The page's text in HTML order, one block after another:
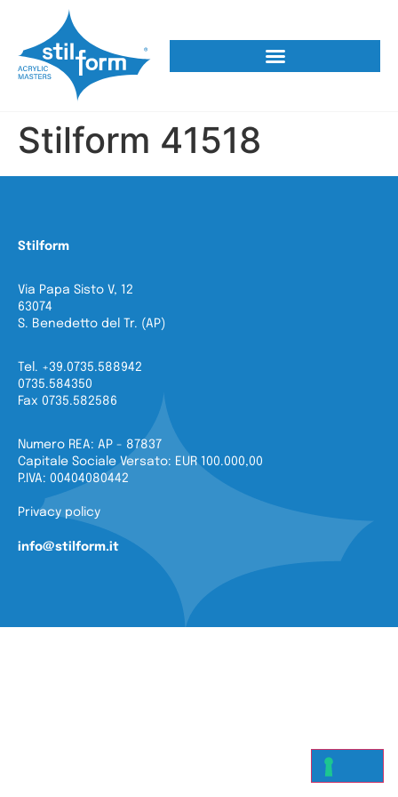
Stilform 41518
Stilform
Via Papa Sisto V, 12
63074
S. Benedetto del Tr. (AP)
Tel. +39.0735.588942
0735.584350
Fax 0735.582586
Numero REA: AP - 87837
Capitale Sociale Versato: EUR 100.000,00
P.IVA: 00404080442
Privacy policy
info@stilform.it